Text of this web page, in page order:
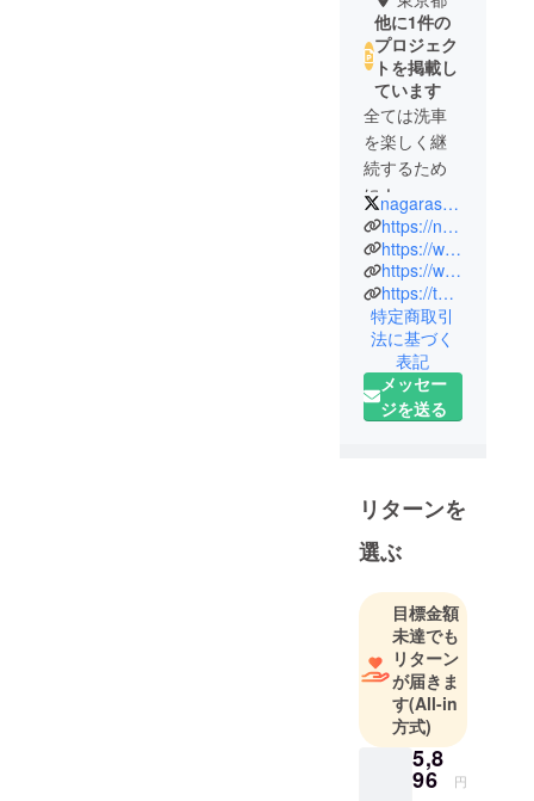
他に1件の
プロジェク
トを掲載し
ています
全ては洗車
を楽しく継
続するため
に！
「誰でもプ
ロになれる
カーケアブ
ランド」
nagarasensha
https://nagaracarwash.com/
https://www.youtube.com/@nagaracarwash
https://www.amazon.co.jp/stores/%E3%81%AA%E3%81%8C%E3%82%89%E6%B4%97%E8%BB%8A/page/CDC17E39-031D-43DC-BAF0-791843BF7B7C?ref_=ast_bln
https://twitter.com/nagarasensha
特定商取引
法に基づく
表記
メッセー
ジを送る
リターンを
選ぶ
目標金額
未達でも
リターン
が届きま
す(All-in
方式)
5,8
96 円